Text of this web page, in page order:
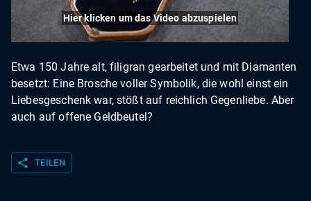
Hier klicken um das Video abzuspielen
Etwa 150 Jahre alt, filigran gearbeitet und mit Diamanten
besetzt: Eine Brosche voller Symbolik, die wohl einst ein
Liebesgeschenk war, stößt auf reichlich Gegenliebe. Aber
auch auf offene Geldbeutel?
share TEILEN